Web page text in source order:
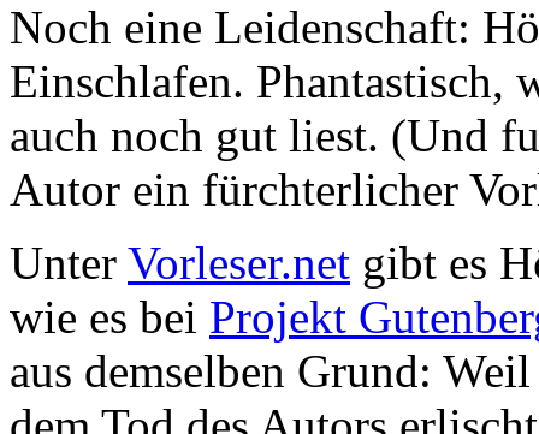
Noch eine Leidenschaft:
Einschlafen. Phantastisch,
auch noch gut liest. (Und
Autor ein fürchterlicher
Unter Vorleser.net gibt es
wie es bei Projekt
aus demselben Grund: